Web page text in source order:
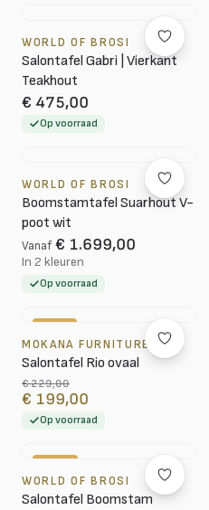
WORLD OF BROSI
Salontafel Gabri | Vierkant
Teakhout
€ 475,00
Op voorraad
WORLD OF BROSI
Boomstamtafel Suarhout V-
poot wit
Vanaf € 1.699,00
In 2 kleuren
Op voorraad
MOKANA FURNITURE
Salontafel Rio ovaal
€ 229,00
€ 199,00
Op voorraad
WORLD OF BROSI
Salontafel Boomstam